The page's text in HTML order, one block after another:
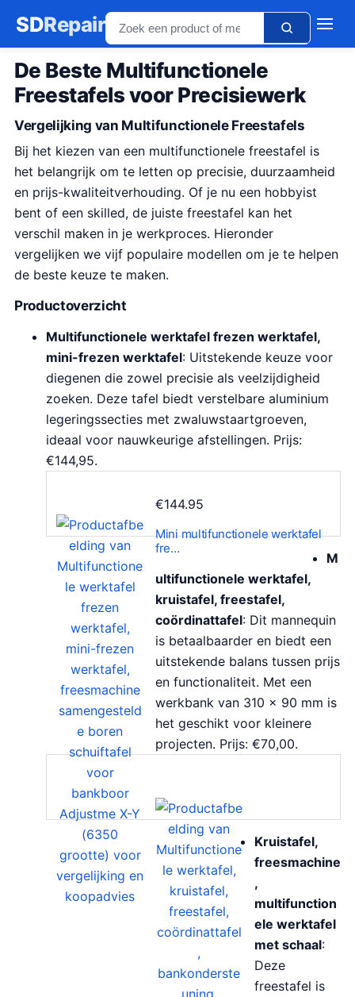
SDRepair
De Beste Multifunctionele
Freestafels voor Precisiewerk
Vergelijking van Multifunctionele Freestafels
Bij het kiezen van een multifunctionele freestafel is
het belangrijk om te letten op precisie, duurzaamheid
en prijs-kwaliteitverhouding. Of je nu een hobbyist
bent of een skilled, de juiste freestafel kan het
verschil maken in je werkproces. Hieronder
vergelijken we vijf populaire modellen om je te helpen
de beste keuze te maken.
Productoverzicht
Multifunctionele werktafel frezen werktafel,
mini-frezen werktafel: Uitstekende keuze voor
diegenen die zowel precisie als veelzijdigheid
zoeken. Deze tafel biedt verstelbare aluminium
legeringssecties met zwaluwstaartgroeven,
ideaal voor nauwkeurige afstellingen. Prijs:
€144,95.
€144.95
Mini multifunctionele werktafel
fre…
M
ultifunctionele werktafel,
kruistafel, freestafel,
coördinattafel: Dit mannequin
is betaalbaarder en biedt een
uitstekende balans tussen prijs
en functionaliteit. Met een
werkbank van 310 x 90 mm is
het geschikt voor kleinere
projecten. Prijs: €70,00.
Kruistafel,
freesmachine
,
multifunction
ele werktafel
met schaal:
Deze
freestafel is